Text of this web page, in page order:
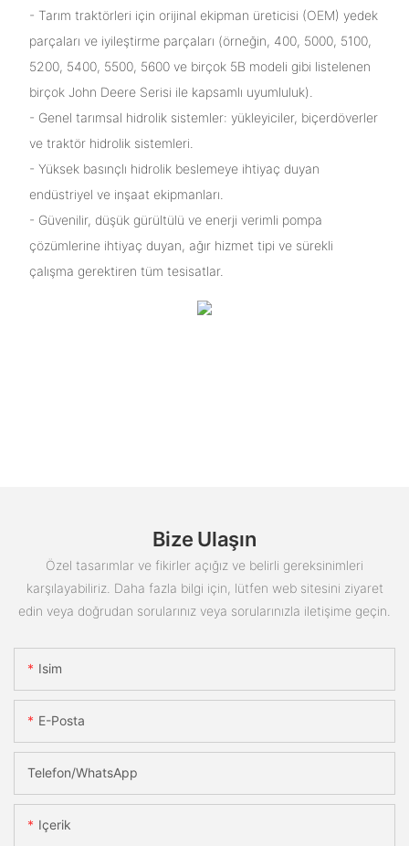
- Tarım traktörleri için orijinal ekipman üreticisi (OEM) yedek
parçaları ve iyileştirme parçaları (örneğin, 400, 5000, 5100,
5200, 5400, 5500, 5600 ve birçok 5B modeli gibi listelenen
birçok John Deere Serisi ile kapsamlı uyumluluk).
- Genel tarımsal hidrolik sistemler: yükleyiciler, biçerdöverler
ve traktör hidrolik sistemleri.
- Yüksek basınçlı hidrolik beslemeye ihtiyaç duyan
endüstriyel ve inşaat ekipmanları.
- Güvenilir, düşük gürültülü ve enerji verimli pompa
çözümlerine ihtiyaç duyan, ağır hizmet tipi ve sürekli
çalışma gerektiren tüm tesisatlar.
Bize Ulaşın
Özel tasarımlar ve fikirler açığız ve belirli gereksinimleri
karşılayabiliriz. Daha fazla bilgi için, lütfen web sitesini ziyaret
edin veya doğrudan sorularınız veya sorularınızla iletişime geçin.
Isim
E-Posta
Telefon/WhatsApp
Içerik